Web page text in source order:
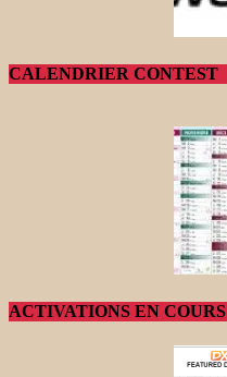
CALENDRIER CONTEST
ACTIVATIONS EN COURS